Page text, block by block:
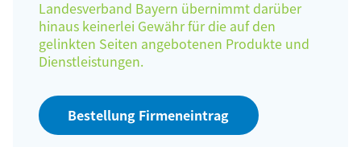
Landesverband Bayern übernimmt darüber
hinaus keinerlei Gewähr für die auf den
gelinkten Seiten angebotenen Produkte und
Dienstleistungen.
Bestellung Firmeneintrag